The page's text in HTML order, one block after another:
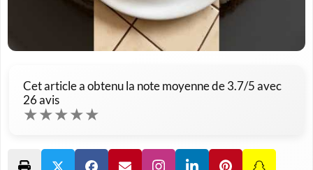
Cet article a obtenu la note moyenne de3.7/5 avec
26avis
★★★★★